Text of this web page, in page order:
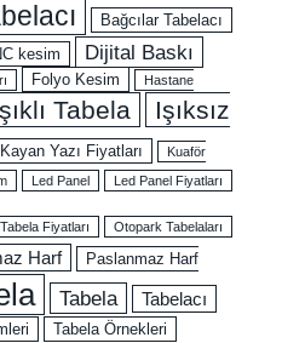
Bağcılar Tabelacı
kesim Dijital Baskı
Folyo Kesim Hastane
Tabela
Işıksız
Kayan Yazı Fiyatları
Kuaför
Led Panel Led Panel Fiyatları
Tabela Fiyatları Otopark Tabelaları
Harf Paslanmaz Harf
Tabela Tabelacı
Tabela Örnekleri